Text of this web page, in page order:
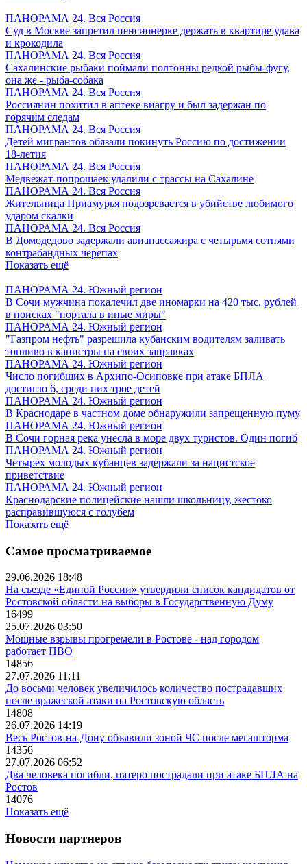
ПАНОРАМА 24. Вся Россия
Суд в Москве запретил пенсионерке держать в квартире удава
и крокодила
ПАНОРАМА 24. Вся Россия
Сахалинские рыбаки поймали полтонны редкой рыбы-фугу,
она же - рыба-собака
ПАНОРАМА 24. Вся Россия
Россиянин похитил в аптеке виагру и был задержан по
горячим следам
ПАНОРАМА 24. Вся Россия
Детей мигрантов обязали покинуть Россию по достижении
18-летия
ПАНОРАМА 24. Вся Россия
Медвежат-попрошаек удалили с трассы на Сахалине
ПАНОРАМА 24. Вся Россия
Жительница Приамурья подозревается в убийстве любимого
ударом скалки
ПАНОРАМА 24. Вся Россия
В Домодедово задержали авиапассажира с четырьмя сотнями
контрабандных черепах
Показать ещё
ПАНОРАМА 24. Южный регион
В Сочи мужчина покалечил две иномарки на 420 тыс. рублей
в поисках "портала в иные миры"
ПАНОРАМА 24. Южный регион
"Газпром нефть" разрешила кубанским водителям заливать
топливо в канистры на своих заправках
ПАНОРАМА 24. Южный регион
Число погибших в Архипо-Осиповке при атаке БПЛА
достигло 6, среди них трое детей
ПАНОРАМА 24. Южный регион
В Краснодаре в частном доме обнаружили запрещенную пуму
ПАНОРАМА 24. Южный регион
В Сочи горная река унесла в море двух туристов. Один погиб
ПАНОРАМА 24. Южный регион
Четырех молодых кубанцев задержали за нацистское
приветствие
ПАНОРАМА 24. Южный регион
Краснодарские полицейские нашли школьницу, жестоко
расправившуюся с голубем
Показать ещё
Самое просматриваемое
29.06.2026 18:48
На съезде «Единой России» утвердили список кандидатов от
Ростовской области на выборы в Государственную Думу
16499
25.07.2026 03:50
Мощные взрывы прогремели в Ростове - над городом
работает ПВО
14856
27.07.2026 11:11
До восьми человек увеличилось количество пострадавших
после вражеской атаки на Ростовскую область
14808
26.07.2026 14:19
Весь Ростов-на-Дону объявили зоной ЧС после мегашторма
14356
27.07.2026 06:52
Два человека погибли, пятеро пострадали при атаке БПЛА на
Ростов
14076
Показать ещё
Новости партнеров